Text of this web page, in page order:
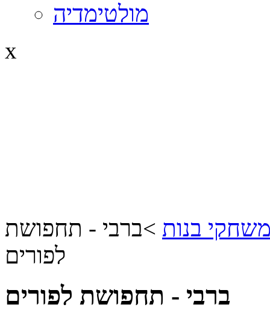
מולטימדיה
x
בנות >ברבי - תחפושת
לפורים
ברבי - תחפושת לפורים